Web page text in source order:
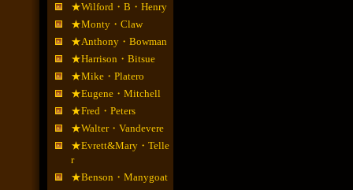
★Wilford・B・Henry
★Monty・Claw
★Anthony・Bowman
★Harrison・Bitsue
★Mike・Platero
★Eugene・Mitchell
★Fred・Peters
★Walter・Vandevere
★Evrett&Mary・Telle
r
★Benson・Manygoat